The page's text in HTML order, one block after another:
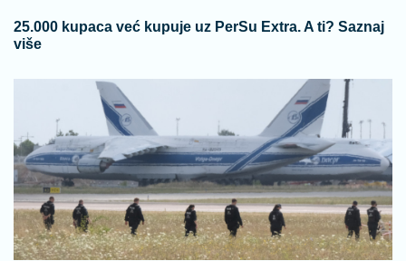
25.000 kupaca već kupuje uz PerSu Extra. A ti? Saznaj
više